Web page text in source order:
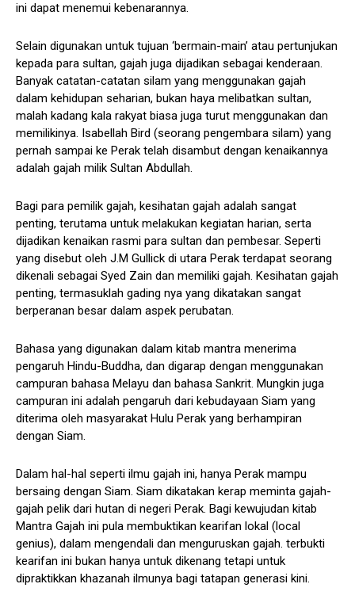
ini dapat menemui kebenarannya.
Selain digunakan untuk tujuan ‘bermain-main’ atau pertunjukan
kepada para sultan, gajah juga dijadikan sebagai kenderaan.
Banyak catatan-catatan silam yang menggunakan gajah
dalam kehidupan seharian, bukan haya melibatkan sultan,
malah kadang kala rakyat biasa juga turut menggunakan dan
memilikinya. Isabellah Bird (seorang pengembara silam) yang
pernah sampai ke Perak telah disambut dengan kenaikannya
adalah gajah milik Sultan Abdullah.
Bagi para pemilik gajah, kesihatan gajah adalah sangat
penting, terutama untuk melakukan kegiatan harian, serta
dijadikan kenaikan rasmi para sultan dan pembesar. Seperti
yang disebut oleh J.M Gullick di utara Perak terdapat seorang
dikenali sebagai Syed Zain dan memiliki gajah. Kesihatan gajah
penting, termasuklah gading nya yang dikatakan sangat
berperanan besar dalam aspek perubatan.
Bahasa yang digunakan dalam kitab mantra menerima
pengaruh Hindu-Buddha, dan digarap dengan menggunakan
campuran bahasa Melayu dan bahasa Sankrit. Mungkin juga
campuran ini adalah pengaruh dari kebudayaan Siam yang
diterima oleh masyarakat Hulu Perak yang berhampiran
dengan Siam.
Dalam hal-hal seperti ilmu gajah ini, hanya Perak mampu
bersaing dengan Siam. Siam dikatakan kerap meminta gajah-
gajah pelik dari hutan di negeri Perak. Bagi kewujudan kitab
Mantra Gajah ini pula membuktikan kearifan lokal (local
genius), dalam mengendali dan menguruskan gajah. terbukti
kearifan ini bukan hanya untuk dikenang tetapi untuk
dipraktikkan khazanah ilmunya bagi tatapan generasi kini.